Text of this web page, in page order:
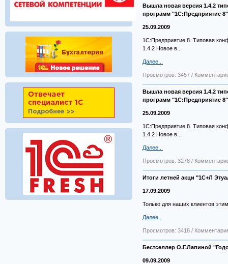
Вышла новая версия 1.4.2
программ "1С:Предприятие 8"
25.09.2009
1С:Предприятие 8. Типовая
1.4.2 Новое в...
Далее...
Просмотров: 3457 /
Вышла новая версия 1.4.2
программ "1С:Предприятие 8"
25.09.2009
1С:Предприятие 8. Типовая
1.4.2 Новое в...
Далее...
Просмотров: 3278 /
Итоги летней акци "1С+Л
17.09.2009
Только для наших клиентов
Далее...
Просмотров: 3418 /
Бестселлер О.Г.Лапиной
09.09.2009